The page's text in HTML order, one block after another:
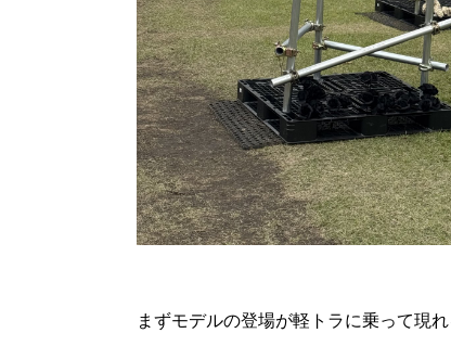
まずモデルの登場が軽トラに乗って現